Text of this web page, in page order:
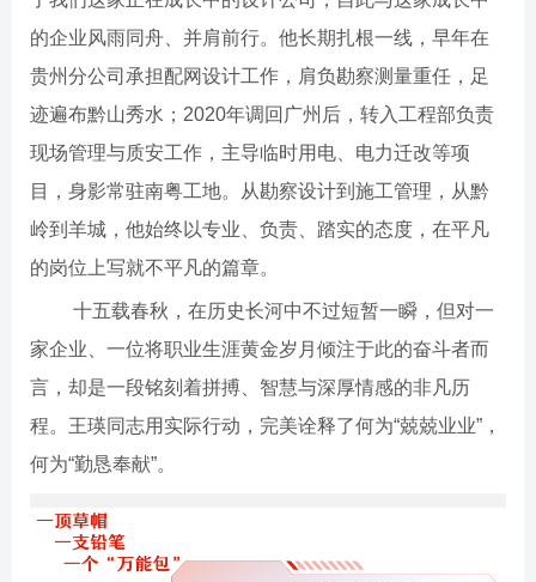
的企业风雨同舟、并肩前行。他长期扎根一线，早年在
贵州分公司承担配网设计工作，肩负勘察测量重任，足
迹遍布黔山秀水；2020年调回广州后，转入工程部负责
现场管理与质安工作，主导临时用电、电力迁改等项
目，身影常驻南粤工地。从勘察设计到施工管理，从黔
岭到羊城，他始终以专业、负责、踏实的态度，在平凡
的岗位上写就不平凡的篇章。
十五载春秋，在历史长河中不过短暂一瞬，但对一
家企业、一位将职业生涯黄金岁月倾注于此的奋斗者而
言，却是一段铭刻着拼搏、智慧与深厚情感的非凡历
程。王瑛同志用实际行动，完美诠释了何为“兢兢业业”，
何为“勤恳奉献”。